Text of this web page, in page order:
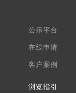
公示平台
在线申请